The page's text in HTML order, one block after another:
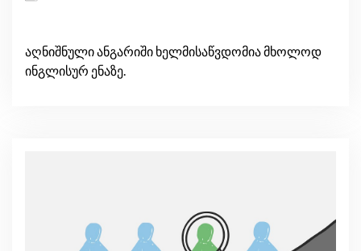
აღნიშნული ანგარიში ხელმისაწვდომია მხოლოდ
ინგლისურ ენაზე.